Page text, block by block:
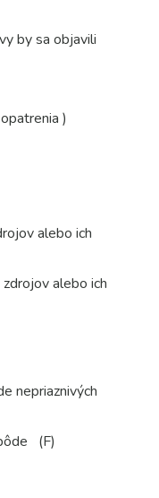
by sa objavili
)
alebo ich
alebo ich
nepriaznivých
(F)